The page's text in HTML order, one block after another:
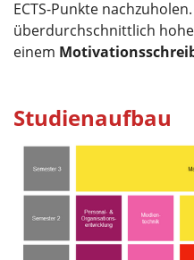
ECTS-Punkte
überdurchschnittlich
einem
Studienaufbau